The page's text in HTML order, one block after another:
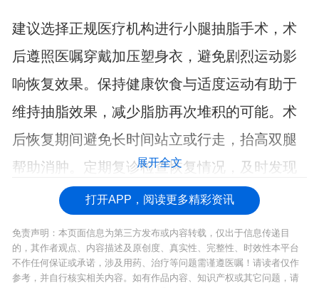
建议选择正规医疗机构进行小腿抽脂手术，术
后遵照医嘱穿戴加压塑身衣，避免剧烈运动影
响恢复效果。保持健康饮食与适度运动有助于
维持抽脂效果，减少脂肪再次堆积的可能。术
后恢复期间避免长时间站立或行走，抬高双腿
帮助消肿。定期复诊检查恢复情况，及时发现
并处理可能的并发症。
展开全文
打开APP，阅读更多精彩资讯
免责声明：本页面信息为第三方发布或内容转载，仅出于信息传递目
的，其作者观点、内容描述及原创度、真实性、完整性、时效性本平台
不作任何保证或承诺，涉及用药、治疗等问题需谨遵医嘱！请读者仅作
参考，并自行核实相关内容。如有作品内容、知识产权或其它问题，请